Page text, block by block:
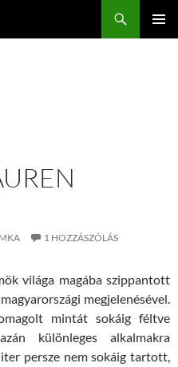
1 HOZZÁSZÓLÁS
világa magába szippantott
magyarországi megjelenésével.
mintát sokáig féltve
különleges alkalmakra
persze nem sokáig tartott,